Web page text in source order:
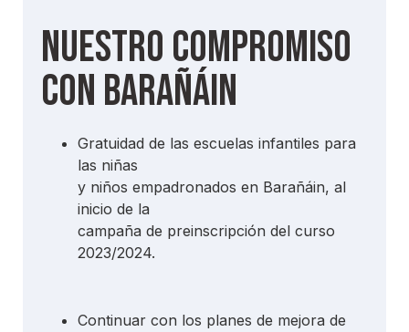
Nuestro compromiso
con Barañáin
Gratuidad de las escuelas infantiles para
las niñas
y niños empadronados en Barañáin, al
inicio de la
campaña de preinscripción del curso
2023/2024.
Continuar con los planes de mejora de